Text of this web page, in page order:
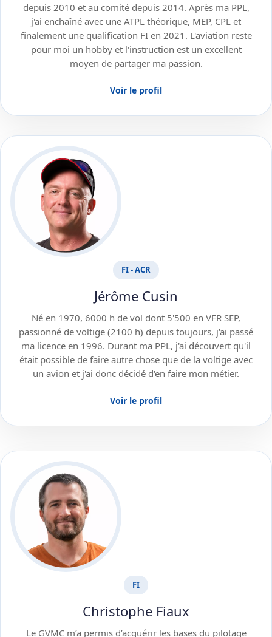
depuis 2010 et au comité depuis 2014. Après ma PPL,
j'ai enchaîné avec une ATPL théorique, MEP, CPL et
finalement une qualification FI en 2021. L'aviation reste
pour moi un hobby et l'instruction est un excellent
moyen de partager ma passion.
Voir le profil
FI - ACR
Jérôme Cusin
Né en 1970, 6000 h de vol dont 5'500 en VFR SEP,
passionné de voltige (2100 h) depuis toujours, j'ai passé
ma licence en 1996. Durant ma PPL, j'ai découvert qu'il
était possible de faire autre chose que de la voltige avec
un avion et j'ai donc décidé d'en faire mon métier.
Voir le profil
FI
Christophe Fiaux
Le GVMC m’a permis d’acquérir les bases du pilotage